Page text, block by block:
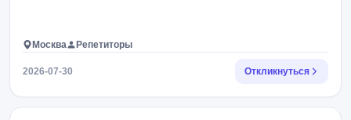
Москва Репетиторы
2026-07-30 Откликнуться